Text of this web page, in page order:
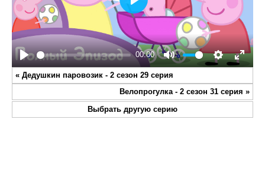
Play
00:00
Mute Settings
Enter
Play
« Дедушкин паровозик - 2 сезон 29 серия
Велопрогулка - 2 сезон 31 серия »
Выбрать другую серию